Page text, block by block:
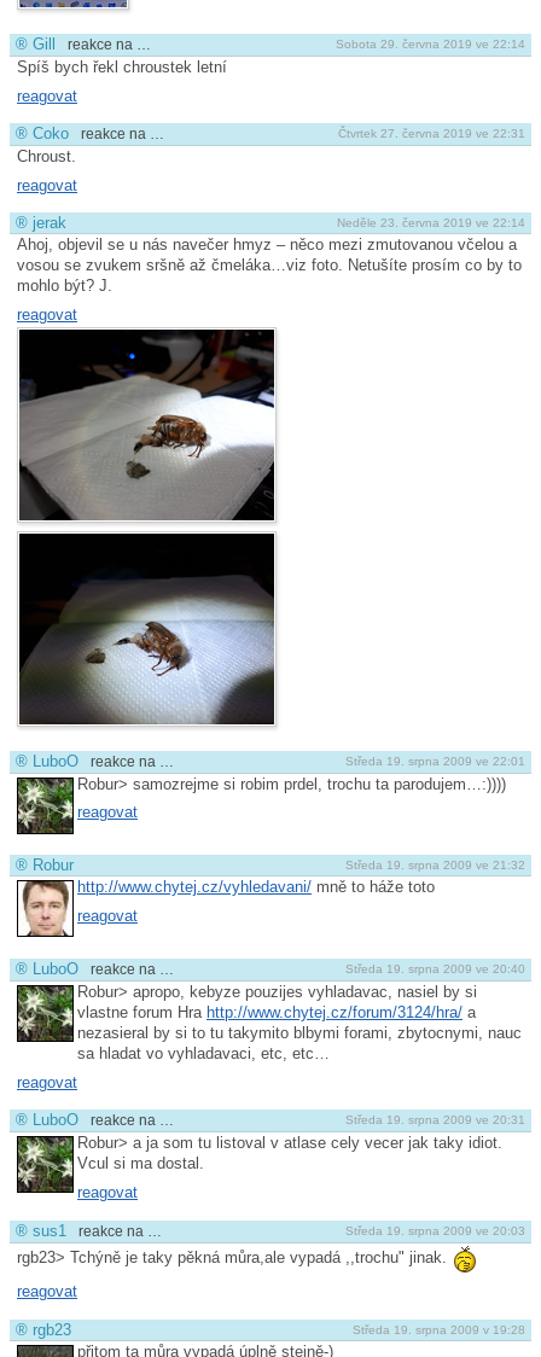
Sobota 29. června 2019 ve 22:14
® Gill reakce na …
Spíš bych řekl chroustek letní
reagovat
Čtvrtek 27. června 2019 ve 22:31
® Coko reakce na …
Chroust.
reagovat
Neděle 23. června 2019 ve 22:14
® jerak
Ahoj, objevil se u nás navečer hmyz – něco mezi zmutovanou včelou a
vosou se zvukem sršně až čmeláka…viz foto. Netušíte prosím co by to
mohlo být? J.
reagovat
Středa 19. srpna 2009 ve 22:01
® LuboO reakce na …
Robur> samozrejme si robim prdel, trochu ta parodujem…:))))
reagovat
Středa 19. srpna 2009 ve 21:32
® Robur
http://www.chytej.cz/vyhledavani/ mně to háže toto
reagovat
Středa 19. srpna 2009 ve 20:40
® LuboO reakce na …
Robur> apropo, kebyze pouzijes vyhladavac, nasiel by si
vlastne forum Hra http://www.chytej.cz/forum/3124/hra/ a
nezasieral by si to tu takymito blbymi forami, zbytocnymi, nauc
sa hladat vo vyhladavaci, etc, etc…
reagovat
Středa 19. srpna 2009 ve 20:31
® LuboO reakce na …
Robur> a ja som tu listoval v atlase cely vecer jak taky idiot.
Vcul si ma dostal.
reagovat
Středa 19. srpna 2009 ve 20:03
® sus1 reakce na …
rgb23> Tchýně je taky pěkná můra,ale vypadá ,,trochu" jinak.
reagovat
Středa 19. srpna 2009 v 19:28
® rgb23
přitom ta můra vypadá úplně stejně-)